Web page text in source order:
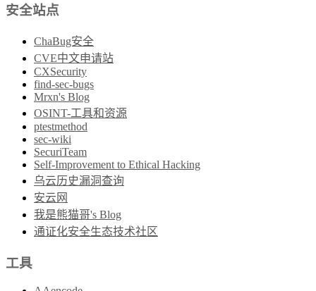
安全站点
ChaBug安全
CVE中文申请站
CXSecurity
find-sec-bugs
Mrxn's Blog
OSINT-工具和资源
ptestmethod
sec-wiki
SecuriTeam
Self-Improvement to Ethical Hacking
乌云历史漏洞查询
安云网
我是熊猫哥's Blog
通证化安全生态技术社区
工具